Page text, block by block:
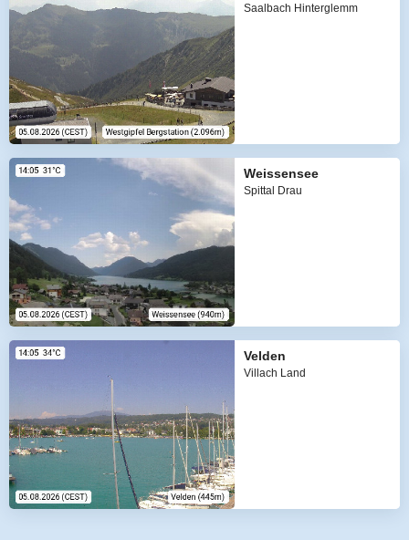
Saalbach Hinterglemm
Weissensee
Spittal Drau
Velden
Villach Land